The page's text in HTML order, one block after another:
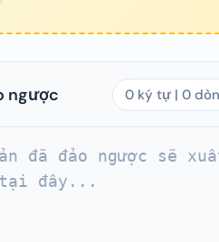
ngược 0 ký tự | 0